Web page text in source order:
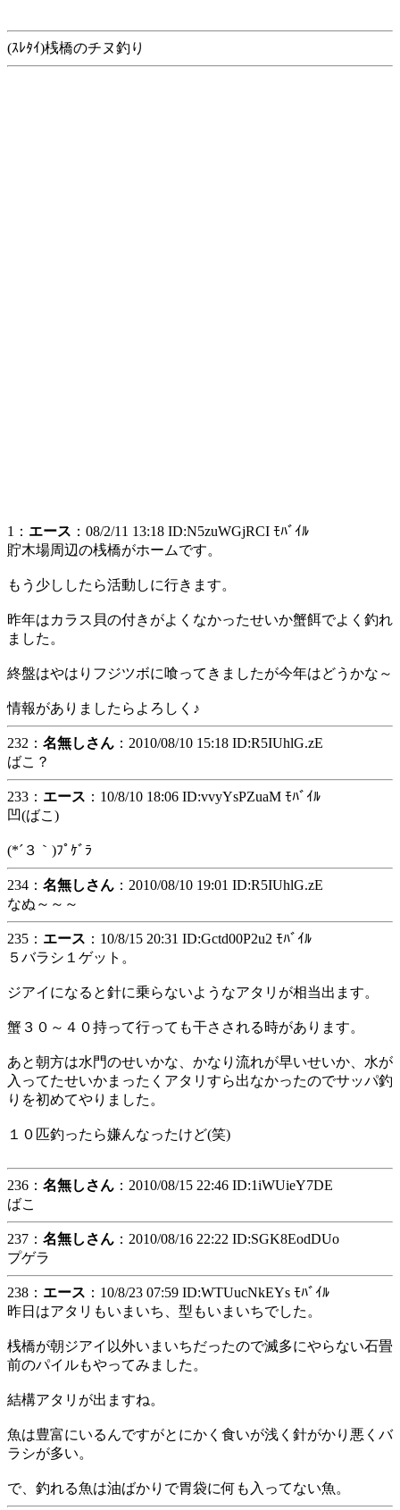
(ｽﾚﾀｲ)桟橋のチヌ釣り
1： エース ：08/2/11 13:18 ID:N5zuWGjRCI ﾓﾊﾞｲﾙ
貯木場周辺の桟橋がホームです。
もう少ししたら活動しに行きます。
昨年はカラス貝の付きがよくなかったせいか蟹餌でよく釣れ
ました。
終盤はやはりフジツボに喰ってきましたが今年はどうかな～
情報がありましたらよろしく♪
232： 名無しさん ：2010/08/10 15:18 ID:R5IUhlG.zE
ばこ？
233： エース ：10/8/10 18:06 ID:vvyYsPZuaM ﾓﾊﾞｲﾙ
凹(ばこ)
(*´３｀)ﾌﾟｹﾞﾗ
234： 名無しさん ：2010/08/10 19:01 ID:R5IUhlG.zE
なぬ～～～
235： エース ：10/8/15 20:31 ID:Gctd00P2u2 ﾓﾊﾞｲﾙ
５バラシ１ゲット。
ジアイになると針に乗らないようなアタリが相当出ます。
蟹３０～４０持って行っても干さされる時があります。
あと朝方は水門のせいかな、かなり流れが早いせいか、水が
入ってたせいかまったくアタリすら出なかったのでサッパ釣
りを初めてやりました。
１０匹釣ったら嫌んなったけど(笑)
236： 名無しさん ：2010/08/15 22:46 ID:1iWUieY7DE
ばこ
237： 名無しさん ：2010/08/16 22:22 ID:SGK8EodDUo
プゲラ
238： エース ：10/8/23 07:59 ID:WTUucNkEYs ﾓﾊﾞｲﾙ
昨日はアタリもいまいち、型もいまいちでした。
桟橋が朝ジアイ以外いまいちだったので滅多にやらない石畳
前のパイルもやってみました。
結構アタリが出ますね。
魚は豊富にいるんですがとにかく食いが浅く針がかり悪くバ
ラシが多い。
で、釣れる魚は油ばかりで胃袋に何も入ってない魚。